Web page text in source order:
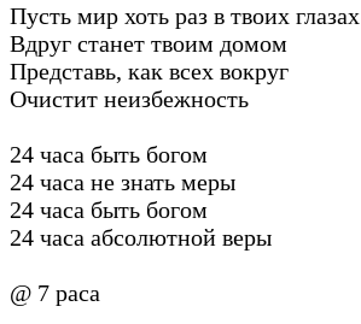
Пусть мир хоть раз в твоих глазах
Вдруг станет твоим домом
Представь, как всех вокруг
Очистит неизбежность
24 часа быть богом
24 часа не знать меры
24 часа быть богом
24 часа абсолютной веры
@ 7 раса